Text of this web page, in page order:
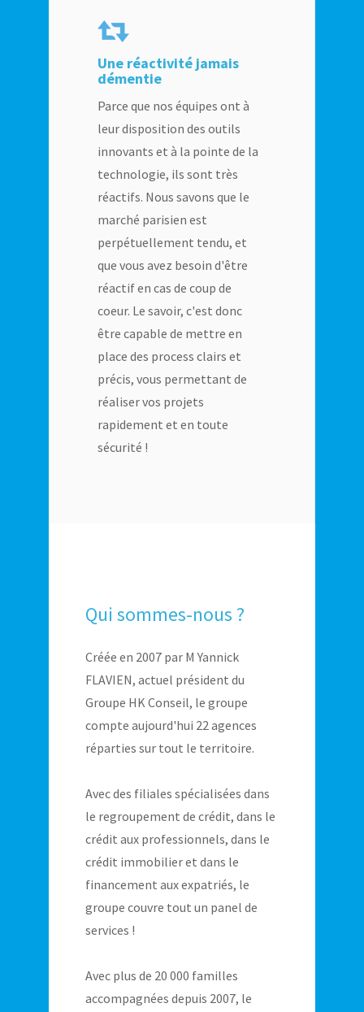
Une réactivité jamais
démentie
Parce que nos équipes ont à
leur disposition des outils
innovants et à la pointe de la
technologie, ils sont très
réactifs. Nous savons que le
marché parisien est
perpétuellement tendu, et
que vous avez besoin d'être
réactif en cas de coup de
coeur. Le savoir, c'est donc
être capable de mettre en
place des process clairs et
précis, vous permettant de
réaliser vos projets
rapidement et en toute
sécurité !
Qui sommes-nous ?
Créée en 2007 par M Yannick
FLAVIEN, actuel président du
Groupe HK Conseil, le groupe
compte aujourd'hui 22 agences
réparties sur tout le territoire.
Avec des filiales spécialisées dans
le regroupement de crédit, dans le
crédit aux professionnels, dans le
crédit immobilier et dans le
financement aux expatriés, le
groupe couvre tout un panel de
services !
Avec plus de 20 000 familles
accompagnées depuis 2007, le